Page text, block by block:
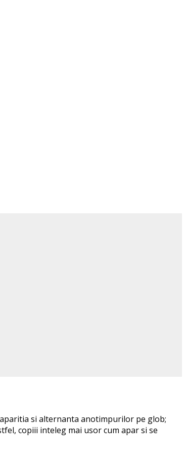
si alternanta anotimpurilor pe glob;
copiii inteleg mai usor cum apar si se